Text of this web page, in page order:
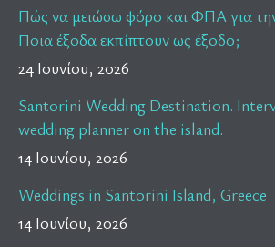
Πώς να μειώσω φόρο και ΦΠΑ για
Ποια έξοδα εκπίπτουν ως έξοδο;
24 Ιουνίου, 2026
Santorini Wedding Destination.
wedding planner on the island.
14 Ιουνίου, 2026
Weddings in Santorini Island, Greece
14 Ιουνίου, 2026